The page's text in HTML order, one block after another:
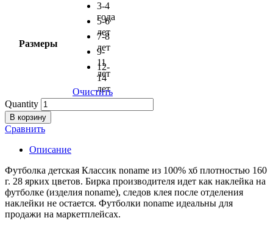
Размеры
3-4
года
5-6
лет
7-8
лет
9-
11
лет
12-
14
лет
Очистить
Quantity
В корзину
Сравнить
Описание
Футболка детская Классик noname из 100% хб плотностью 160
г. 28 ярких цветов. Бирка производителя идет как наклейка на
футболке (изделия noname), следов клея после отделения
наклейки не остается. Футболки noname идеальны для
продажи на маркетплейсах.